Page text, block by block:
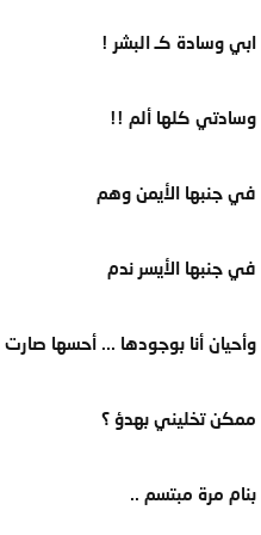
ابي وسادة كـ البشر !
وسادتي كلها ألم !!
في جنبها الأيمن وهم
في جنبها الأيسر ندم
وأحيان أنا بوجودها ... أحسها
ممكن تخليني بهدؤ ؟
بنام مرة مبتسم ..